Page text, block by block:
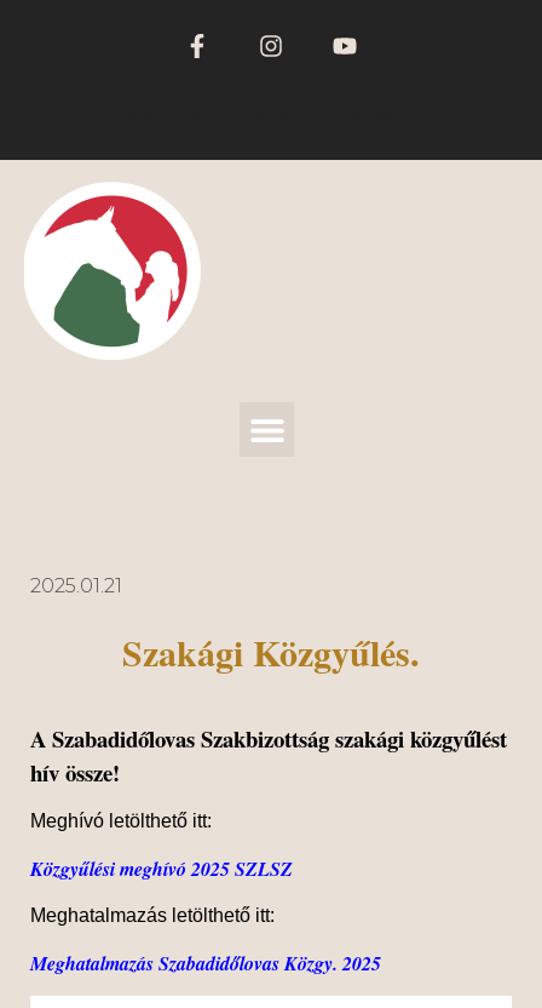
2025.01.21
Szakági Közgyűlés.
A Szabadidőlovas Szakbizottság szakági közgyűlést
hív össze!
Meghívó letölthető itt:
Közgyűlési meghívó 2025 SZLSZ
Meghatalmazás letölthető itt:
Meghatalmazás Szabadidőlovas Közgy. 2025